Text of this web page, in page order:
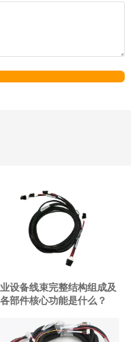
设备线束完整结构组成及
各部件核心功能是什么？